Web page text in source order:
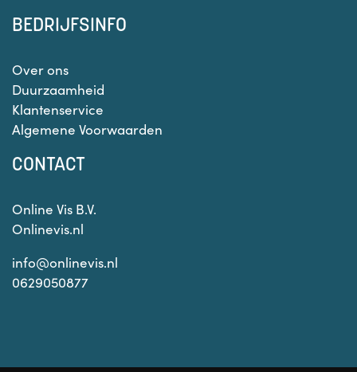
BEDRIJFSINFO
Over ons
Duurzaamheid
Klantenservice
Algemene Voorwaarden
CONTACT
Online Vis B.V.
Onlinevis.nl
info@onlinevis.nl
0629050877